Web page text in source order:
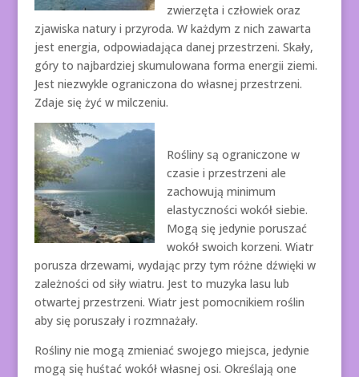
zwierzęta i człowiek oraz
zjawiska natury i przyroda. W każdym z nich zawarta
jest energia, odpowiadająca danej przestrzeni. Skały,
góry to najbardziej skumulowana forma energii ziemi.
Jest niezwykle ograniczona do własnej przestrzeni.
Zdaje się żyć w milczeniu.
Rośliny są ograniczone w
czasie i przestrzeni ale
zachowują minimum
elastyczności wokół siebie.
Mogą się jedynie poruszać
wokół swoich korzeni. Wiatr
porusza drzewami, wydając przy tym różne dźwięki w
zależności od siły wiatru. Jest to muzyka lasu lub
otwartej przestrzeni. Wiatr jest pomocnikiem roślin
aby się poruszały i rozmnażały.
Rośliny nie mogą zmieniać swojego miejsca, jedynie
mogą się huśtać wokół własnej osi. Określają one